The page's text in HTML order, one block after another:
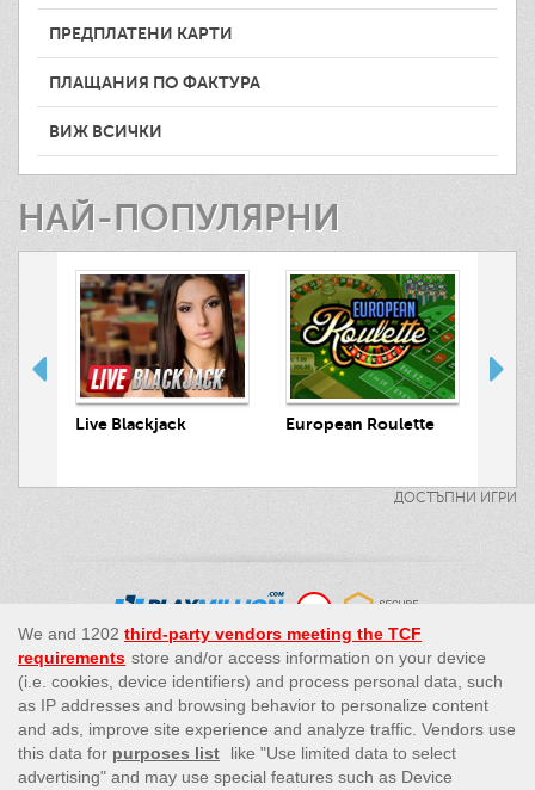
ПРЕДПЛАТЕНИ КАРТИ
ПЛАЩАНИЯ ПО ФАКТУРА
ВИЖ ВСИЧКИ
НАЙ-ПОПУЛЯРНИ
Live Blackjack European Roulette
ДОСТЪПНИ ИГРИ
This site’s operations are regulated by the Malta Gaming
Authority and is operated by Skill On Net Limited, Office 1/5297